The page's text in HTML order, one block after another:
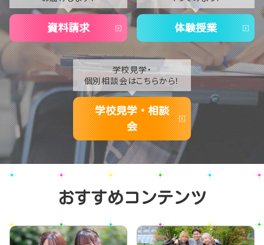
2020
資料請求 体験授業
学校見学・
個別相談会はこちらから！
学校見学・相談
会
おすすめコンテンツ